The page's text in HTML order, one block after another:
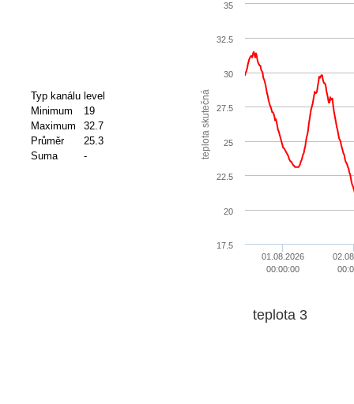
Typ kanálu level
Minimum
19
Maximum
32.7
Průměr
25.3
Suma
- teplota skutečná
01.08.2026
00:00:00
17.5
20
22.5
25
27.5
30
32.5
35
teplota 3